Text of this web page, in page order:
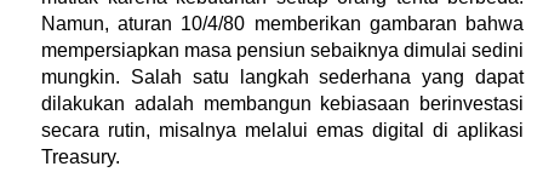
Namun, aturan 10/4/80 memberikan gambaran bahwa
mempersiapkan masa pensiun sebaiknya dimulai sedini
mungkin. Salah satu langkah sederhana yang dapat
dilakukan adalah membangun kebiasaan berinvestasi
secara rutin, misalnya melalui emas digital di aplikasi
Treasury.